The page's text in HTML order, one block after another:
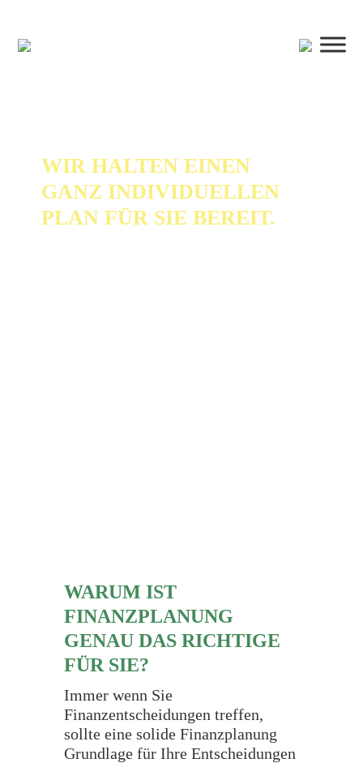
WIR HALTEN EINEN
GANZ INDIVIDUELLEN
PLAN FÜR SIE BEREIT.
WARUM IST
FINANZPLANUNG
GENAU DAS RICHTIGE
FÜR SIE?
Immer wenn Sie
Finanzentscheidungen treffen,
sollte eine solide Finanzplanung
Grundlage für Ihre Entscheidungen